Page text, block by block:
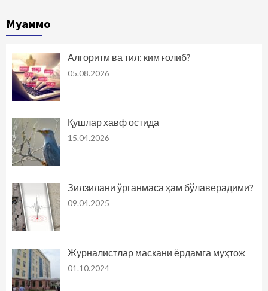
Муаммо
Алгоритм ва тил: ким ғолиб?
05.08.2026
Қушлар хавф остида
15.04.2026
Зилзилани ўрганмаса ҳам бўлаверадими?
09.04.2025
Журналистлар маскани ёрдамга муҳтож
01.10.2024